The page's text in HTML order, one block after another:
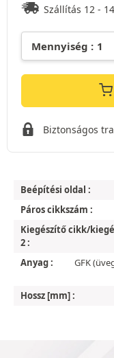
Szállítás 12 -
Biztonságos
Beépítési oldal :
Páros cikkszám :
Kiegészítő cikk/
2 :
Anyag :
GFK
Hossz [mm] :